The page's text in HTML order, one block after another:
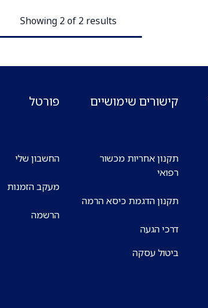
Showing 2 of 2 results
קישורים שימושיים
תקנון אחריות מכשור
רפואי
תקנון הדגמת כיסא הרמה
דרכי הגעה
ביטול עסקה
פורטל
החשבון שלי
מעקב הזמנות
הרשמה